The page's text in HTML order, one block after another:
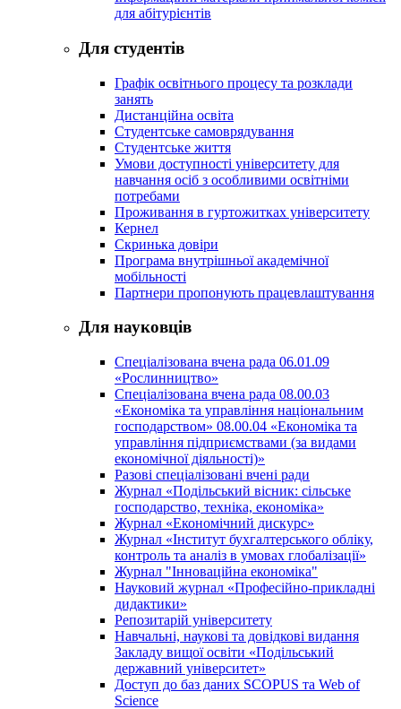
для абітурієнтів
Для студентів
Графік освітнього процесу та розклади
занять
Дистанційна освіта
Студентське самоврядування
Студентське життя
Умови доступності університету для
навчання осіб з особливими освітніми
потребами
Проживання в гуртожитках університету
Кернел
Скринька довіри
Програма внутрішньої академічної
мобільності
Партнери пропонують працевлаштування
Для науковців
Спеціалізована вчена рада 06.01.09
«Рослинництво»
Спеціалізована вчена рада 08.00.03
«Економіка та управління національним
господарством» 08.00.04 «Економіка та
управління підприємствами (за видами
економічної діяльності)»
Разові спеціалізовані вчені ради
Журнал «Подільський вісник: сільське
господарство, техніка, економіка»
Журнал «Економічний дискурс»
Журнал «Інститут бухгалтерського обліку,
контроль та аналіз в умовах глобалізації»
Журнал "Інноваційна економіка"
Науковий журнал «Професійно-прикладні
дидактики»
Репозитарій університету
Навчальні, наукові та довідкові видання
Закладу вищої освіти «Подільський
державний університет»
Доступ до баз даних SCOPUS та Web of
Science